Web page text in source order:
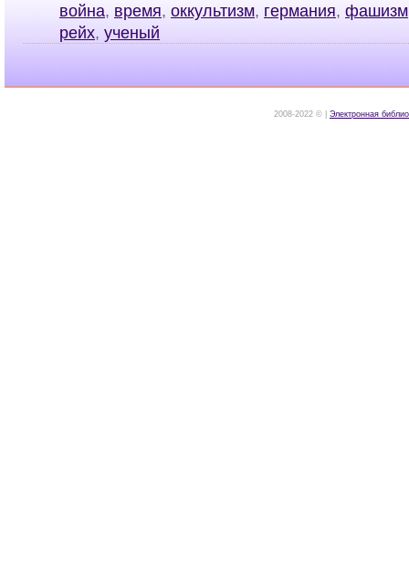
война, время, оккультизм, германия, фашизм
рейх, ученый
2008-2022 © | Электронная